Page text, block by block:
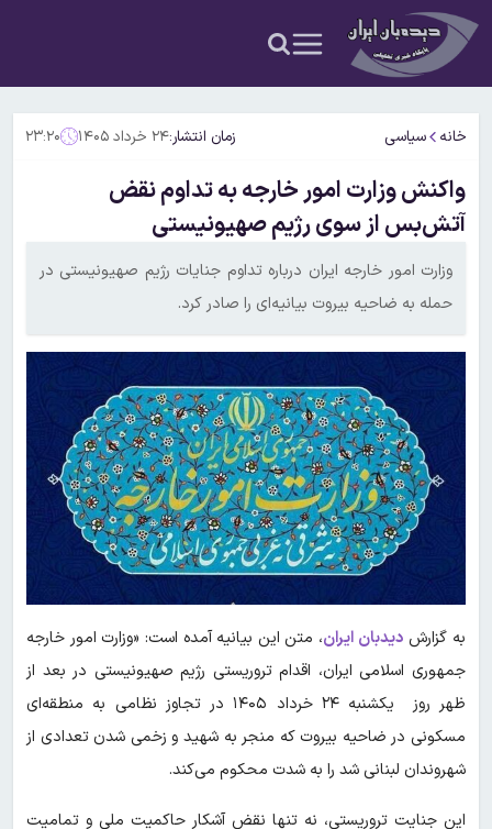
خانه سیاسی زمان انتشار:۲۴ خرداد ۱۴۰۵ ۲۳:۲۰
واکنش وزارت امور خارجه به تداوم نقض
آتش‌بس از سوی رژیم صهیونیستی
وزارت امور خارجه ایران درباره تداوم جنایات رژیم صهیونیستی در
حمله به ضاحیه بیروت بیانیه‌ای را صادر کرد.
به گزارش دیدبان ایران، متن این بیانیه آمده است: «وزارت امور خارجه
جمهوری اسلامی ایران، اقدام تروریستی رژیم صهیونیستی در بعد از
ظهر روز یکشنبه ۲۴ خرداد ۱۴۰۵ در تجاوز نظامی به منطقه‌ای
مسکونی در ضاحیه بیروت که منجر به شهید و زخمی شدن تعدادی از
شهروندان لبنانی شد را به شدت محکوم می‌کند.
این جنایت تروریستی، نه تنها نقض آشکار حاکمیت ملی و تمامیت